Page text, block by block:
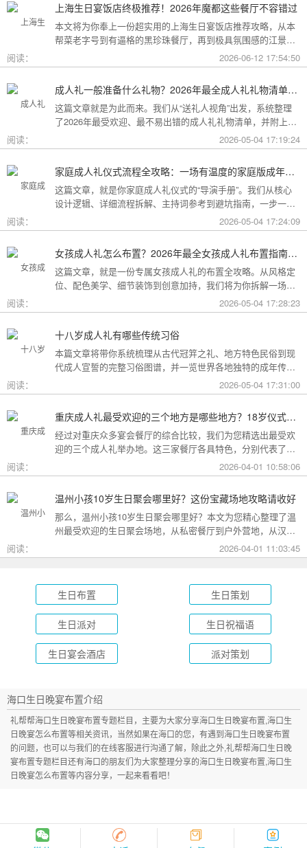
友圈的派对，还是带小朋友度过一个充满童趣的生日，这篇
2026年北京生日会场地全指南都能帮你找到答案！
上海生日宴饭店终极推荐！2026年魔都这些餐厅不容错过
本文将为你奉上一份超实用的上海生日宴饭店推荐攻略，从本
帮菜老字号到有逼格的黑珍珠餐厅，再到极具氛围感的江景私
房餐厅，全方位承包你的生日派对需求，相信一定能解决你的
挑选难题！
阅读： 2026-06-12 17:54:50
成人礼一般准备什么礼物？2026年最全成人礼礼物清单：父母、长辈、朋友一篇搞定
这篇文章就是为此而来。我们从“送礼人视角”出发，系统整理
了2026年最受欢迎、最不易出错的成人礼礼物清单，并附上挑
选逻辑和避坑指南，帮你用一份恰到好处的心意，为孩子（或
朋友）的18岁写下最温暖的注脚。
阅读： 2026-05-04 17:19:24
家庭成人礼仪式流程全攻略：一场有温度的家庭版成年加冕仪式
这篇文章，就是你家庭成人礼仪式的“导演手册”。我们从核心
设计逻辑、详细流程拆解、主持词参考到避坑指南，一步一步
帮你在家里，为18岁的孩子完成一场笑泪交织、铭记终生的成
年加冕。
阅读： 2026-05-04 17:24:09
女孩成人礼怎么布置？2026年最全女孩成人礼布置指南：从梦幻公主风到酷飒个性范，打造专属她的成年盛典
这篇文章，就是一份专属女孩成人礼的布置全攻略。从风格定
位、配色美学、细节装饰到创意加持，我们将为你拆解一场值
得她铭记一生的成人礼，究竟该如何打造。
阅读： 2026-05-04 17:28:23
十八岁成人礼有哪些传统习俗
本篇文章将带你系统梳理从古代冠笄之礼、地方特色民俗到现
代成人宣誓的完整习俗图谱，并一览世界各地独特的成年传
阅读： 2026-05-04 17:31:00
重庆成人礼最受欢迎的三个地方是哪些地方？18岁仪式感首选这三家
经过对重庆众多宴会餐厅的综合比较，我们为您精选出最受欢
迎的三个成人礼举办地。这三家餐厅各具特色，分别代表了文
化格调、传统品质与新奇体验三个不同方向，能够满足不同家
庭的需求。
阅读： 2026-04-01 10:58:06
温州小孩10岁生日聚会哪里好？这份宝藏场地攻略请收好
那么，温州小孩10岁生日聚会哪里好？本文为您精心整理了温
州最受欢迎的生日聚会场地，从私密餐厅到户外营地，从汉服
成长礼到绿茵场派对，总有一款适合您的孩子！
阅读： 2026-04-01 11:03:45
生日布置 生日策划
生日派对 生日祝福语
生日宴会酒店 派对策划
海口生日晚宴布置介绍
礼帮帮海口生日晚宴布置专题栏目，主要为大家分享海口生日晚宴布置,海口生
日晚宴怎么布置等相关资讯，当然如果在海口的您，有遇到海口生日晚宴布置
的问题，也可以与我们的在线客服进行沟通了解，除此之外,礼帮帮海口生日晚
宴布置专题栏目还有海口的朋友们为大家整理分享的海口生日晚宴布置,海口生
日晚宴怎么布置等内容分享，一起来看看吧！